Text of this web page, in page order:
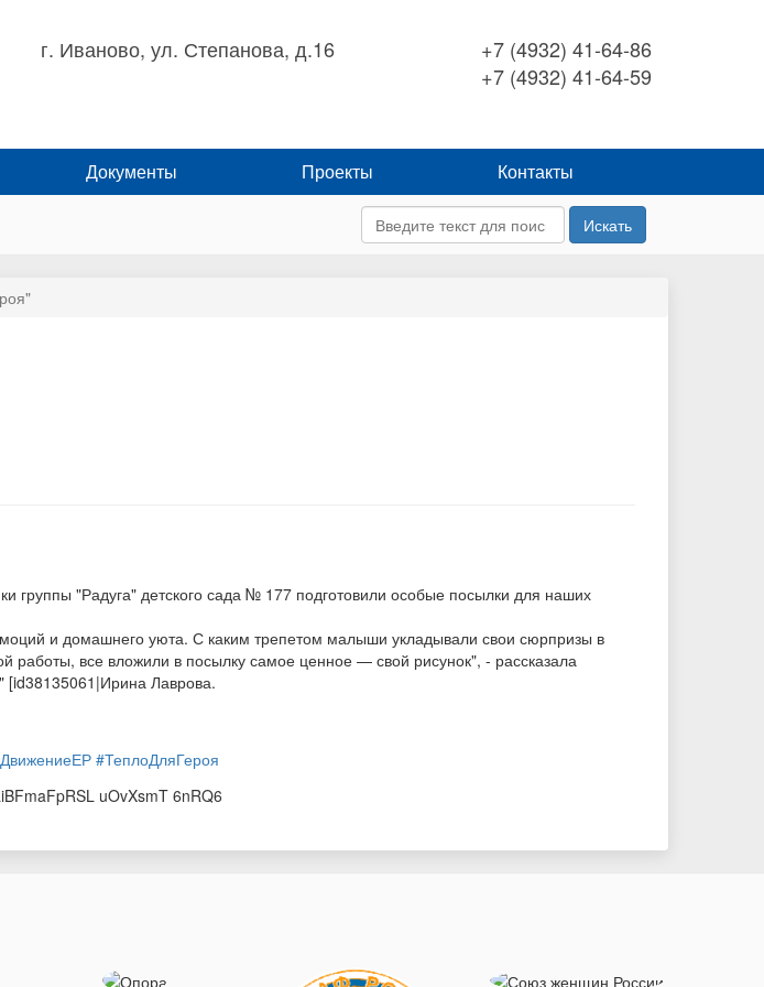
г. Иваново, ул. Степанова, д.16
+7 (4932) 41-64-86
+7 (4932) 41-64-59
Документы Проекты Контакты
Искать
группы "Радуга" детского сада № 177 подготовили особые посылки для наших
и домашнего уюта. С каким трепетом малыши укладывали свои сюрпризы в
работы, все вложили в посылку самое ценное — свой рисунок", - рассказала
[id38135061|Ирина Лаврова.
#ТеплоДляГероя